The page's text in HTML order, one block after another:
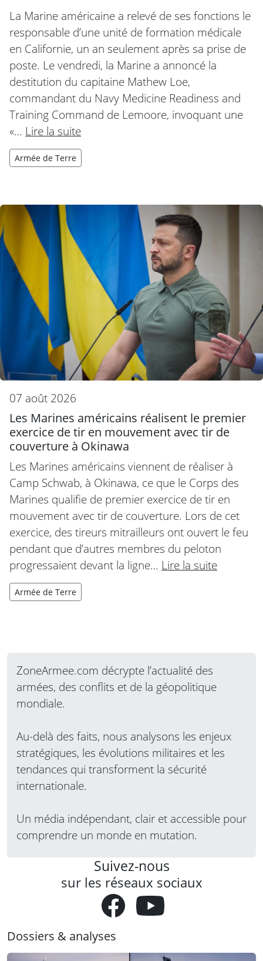
La Marine américaine a relevé de ses fonctions le
responsable d’une unité de formation médicale
en Californie, un an seulement après sa prise de
poste. Le vendredi, la Marine a annoncé la
destitution du capitaine Mathew Loe,
commandant du Navy Medicine Readiness and
Training Command de Lemoore, invoquant une
«… Lire la suite
Armée de Terre
07 août 2026
Les Marines américains réalisent le premier
exercice de tir en mouvement avec tir de
couverture à Okinawa
Les Marines américains viennent de réaliser à
Camp Schwab, à Okinawa, ce que le Corps des
Marines qualifie de premier exercice de tir en
mouvement avec tir de couverture. Lors de cet
exercice, des tireurs mitrailleurs ont ouvert le feu
pendant que d’autres membres du peloton
progressaient devant la ligne… Lire la suite
Armée de Terre
ZoneArmee.com décrypte l’actualité des
armées, des conflits et de la géopolitique
mondiale.
Au-delà des faits, nous analysons les enjeux
stratégiques, les évolutions militaires et les
tendances qui transforment la sécurité
internationale.
Un média indépendant, clair et accessible pour
comprendre un monde en mutation.
Suivez-nous
sur les réseaux sociaux
Dossiers & analyses